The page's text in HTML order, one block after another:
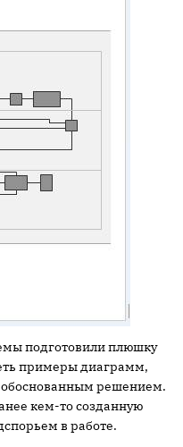
подготовили плюшку
примеры диаграмм,
обоснованным решением.
кем-то созданную
в работе.